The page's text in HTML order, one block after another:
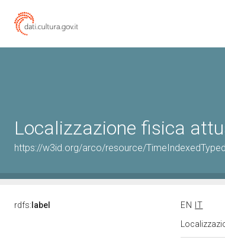
Localizzazione fisica
https://w3id.org/arco/resource/
rdfs: label EN
IT